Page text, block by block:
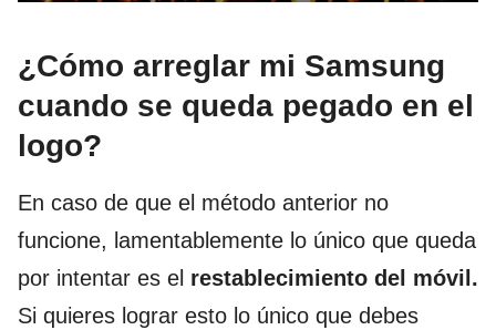
¿Cómo arreglar mi Samsung
cuando se queda pegado en el
logo?
En caso de que el método anterior no
funcione, lamentablemente lo único que queda
por intentar es el restablecimiento del móvil.
Si quieres lograr esto lo único que debes